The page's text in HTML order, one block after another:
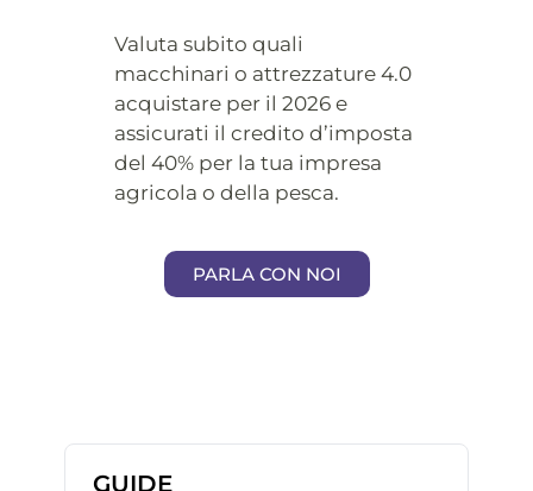
Valuta subito quali
macchinari o attrezzature 4.0
acquistare per il 2026 e
assicurati il credito d’imposta
del 40% per la tua impresa
agricola o della pesca.
PARLA CON NOI
GUIDE